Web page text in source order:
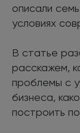
описали
условиях
В статье
расскажем,
проблемы с
бизнеса,
построить